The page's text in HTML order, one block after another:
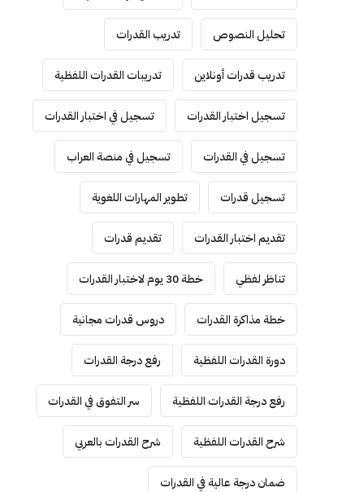
تحليل النصوص تدريب القدرات
تدريب قدرات أونلاين تدريبات القدرات اللفظية
تسجيل اختبار القدرات تسجيل في اختبار القدرات
تسجيل في القدرات تسجيل في منصة العراب
تسجيل قدرات تطوير المهارات اللغوية
تقديم اختبار القدرات تقديم قدرات
تناظر لفظي خطة 30 يوم لاختبار القدرات
خطة مذاكرة القدرات دروس قدرات مجانية
دورة القدرات اللفظية رفع درجة القدرات
رفع درجة القدرات اللفظية سر التفوق في القدرات
شرح القدرات اللفظية شرح القدرات بالعربي
ضمان درجة عالية في القدرات